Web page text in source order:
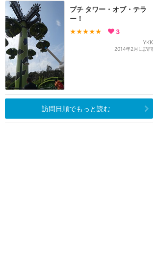
プチ タワー・オブ・テラ
ー！
★★★★★ 3
YKK
2014年2月に訪問
訪問日順でもっと読む